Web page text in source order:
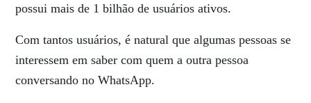
possui mais de 1 bilhão de usuários ativos.
Com tantos usuários, é natural que algumas pessoas se
interessem em saber com quem a outra pessoa
conversando no WhatsApp.